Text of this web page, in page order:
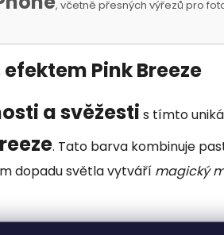
, včetně přesných výřezů pro
Pink Breeze
a svěžesti s tímto
. Tato barva kombinuje
dopadu světla vytváří magický